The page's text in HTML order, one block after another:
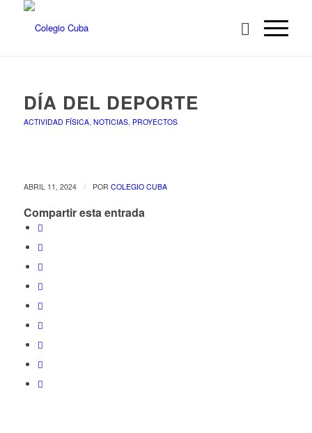
DÍA DEL DEPORTE
ACTIVIDAD FÍSICA, NOTICIAS, PROYECTOS
ABRIL 11, 2024 / POR COLEGIO CUBA
Compartir esta entrada